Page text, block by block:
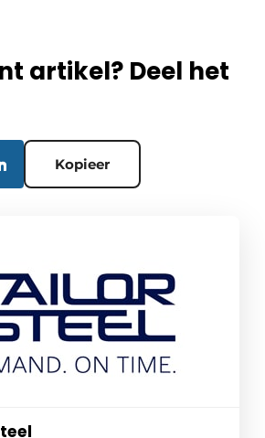
artikel? Deel het
Kopieer